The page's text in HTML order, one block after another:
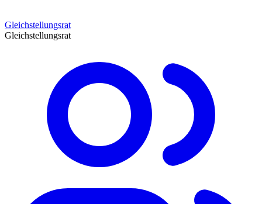
Gleichstellungsrat
Gleichstellungsrat